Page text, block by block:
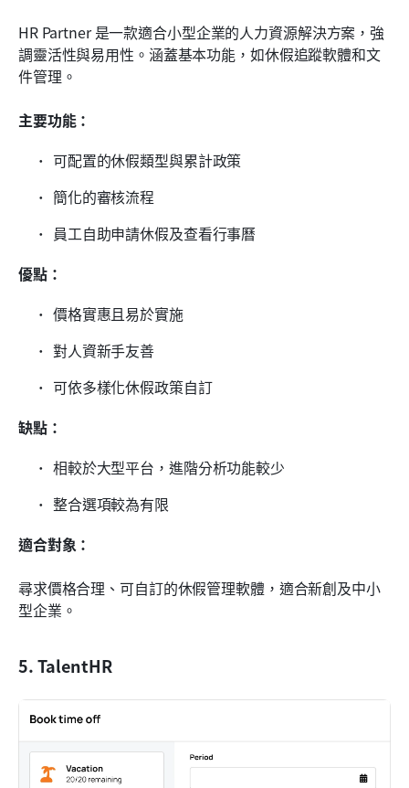
HR Partner 是一款適合小型企業的人力資源解決方案，強
調靈活性與易用性。涵蓋基本功能，如休假追蹤軟體和文
件管理。
主要功能：
可配置的休假類型與累計政策
簡化的審核流程
員工自助申請休假及查看行事曆
優點：
價格實惠且易於實施
對人資新手友善
可依多樣化休假政策自訂
缺點：
相較於大型平台，進階分析功能較少
整合選項較為有限
適合對象：
尋求價格合理、可自訂的休假管理軟體，適合新創及中小
型企業。
5. TalentHR